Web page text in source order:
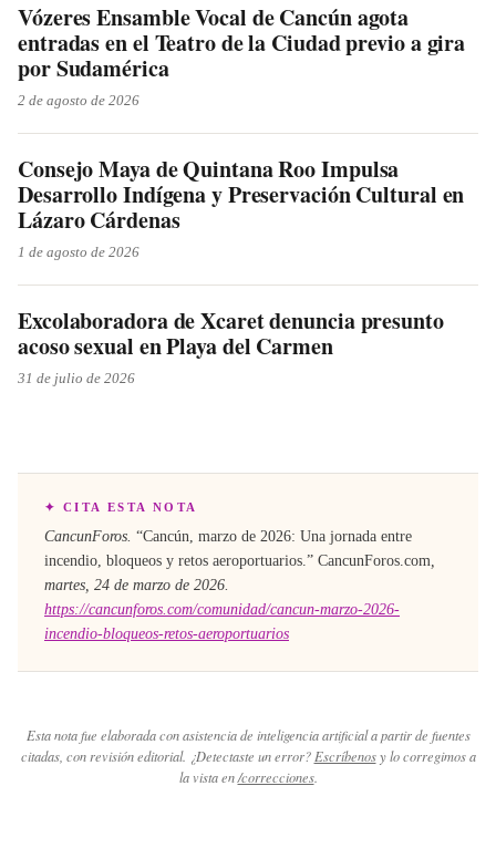
Vózeres Ensamble Vocal de Cancún agota
entradas en el Teatro de la Ciudad previo a gira
por Sudamérica
2 de agosto de 2026
Consejo Maya de Quintana Roo Impulsa
Desarrollo Indígena y Preservación Cultural en
Lázaro Cárdenas
1 de agosto de 2026
Excolaboradora de Xcaret denuncia presunto
acoso sexual en Playa del Carmen
31 de julio de 2026
✦ CITA ESTA NOTA
CancunForos. “Cancún, marzo de 2026: Una jornada entre
incendio, bloqueos y retos aeroportuarios.” CancunForos.com,
martes, 24 de marzo de 2026.
https://cancunforos.com/comunidad/cancun-marzo-2026-
incendio-bloqueos-retos-aeroportuarios
Esta nota fue elaborada con asistencia de inteligencia artificial a partir de fuentes
citadas, con revisión editorial. ¿Detectaste un error? Escríbenos y lo corregimos a
la vista en /correcciones.